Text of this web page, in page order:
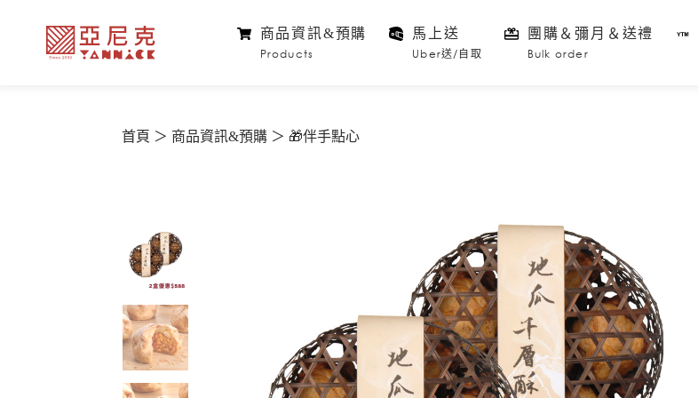
商品資訊&預購
Products
馬上送
Uber送/自取
團購＆彌月＆送禮
Bulk order
首頁 商品資訊&預購 🎁伴手點心